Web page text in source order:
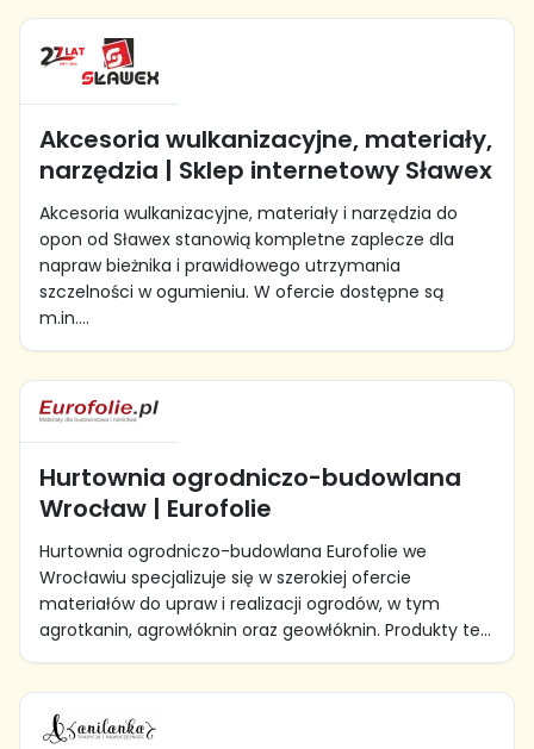
Akcesoria wulkanizacyjne, materiały,
narzędzia | Sklep internetowy Sławex
Akcesoria wulkanizacyjne, materiały i narzędzia do
opon od Sławex stanowią kompletne zaplecze dla
napraw bieżnika i prawidłowego utrzymania
szczelności w ogumieniu. W ofercie dostępne są
m.in....
Hurtownia ogrodniczo-budowlana
Wrocław | Eurofolie
Hurtownia ogrodniczo-budowlana Eurofolie we
Wrocławiu specjalizuje się w szerokiej ofercie
materiałów do upraw i realizacji ogrodów, w tym
agrotkanin, agrowłóknin oraz geowłóknin. Produkty te...